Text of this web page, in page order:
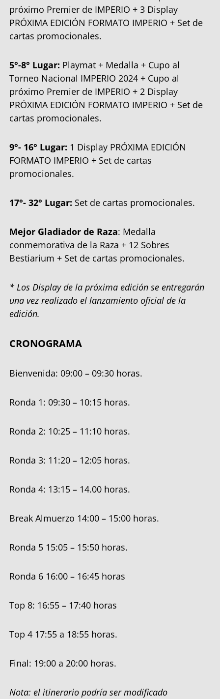
próximo Premier de IMPERIO + 3 Display
PRÓXIMA EDICIÓN FORMATO IMPERIO + Set de
cartas promocionales.
5°-8° Lugar: Playmat + Medalla + Cupo al
Torneo Nacional IMPERIO 2024 + Cupo al
próximo Premier de IMPERIO + 2 Display
PRÓXIMA EDICIÓN FORMATO IMPERIO + Set de
cartas promocionales.
9°- 16° Lugar: 1 Display PRÓXIMA EDICIÓN
FORMATO IMPERIO + Set de cartas
promocionales.
17°- 32° Lugar: Set de cartas promocionales.
Mejor Gladiador de Raza: Medalla
conmemorativa de la Raza + 12 Sobres
Bestiarium + Set de cartas promocionales.
* Los Display de la próxima edición se entregarán
una vez realizado el lanzamiento oficial de la
edición.
CRONOGRAMA
Bienvenida: 09:00 – 09:30 horas.
Ronda 1: 09:30 – 10:15 horas.
Ronda 2: 10:25 – 11:10 horas.
Ronda 3: 11:20 – 12:05 horas.
Ronda 4: 13:15 – 14.00 horas.
Break Almuerzo 14:00 – 15:00 horas.
Ronda 5 15:05 – 15:50 horas.
Ronda 6 16:00 – 16:45 horas
Top 8: 16:55 – 17:40 horas
Top 4 17:55 a 18:55 horas.
Final: 19:00 a 20:00 horas.
Nota: el itinerario podría ser modificado